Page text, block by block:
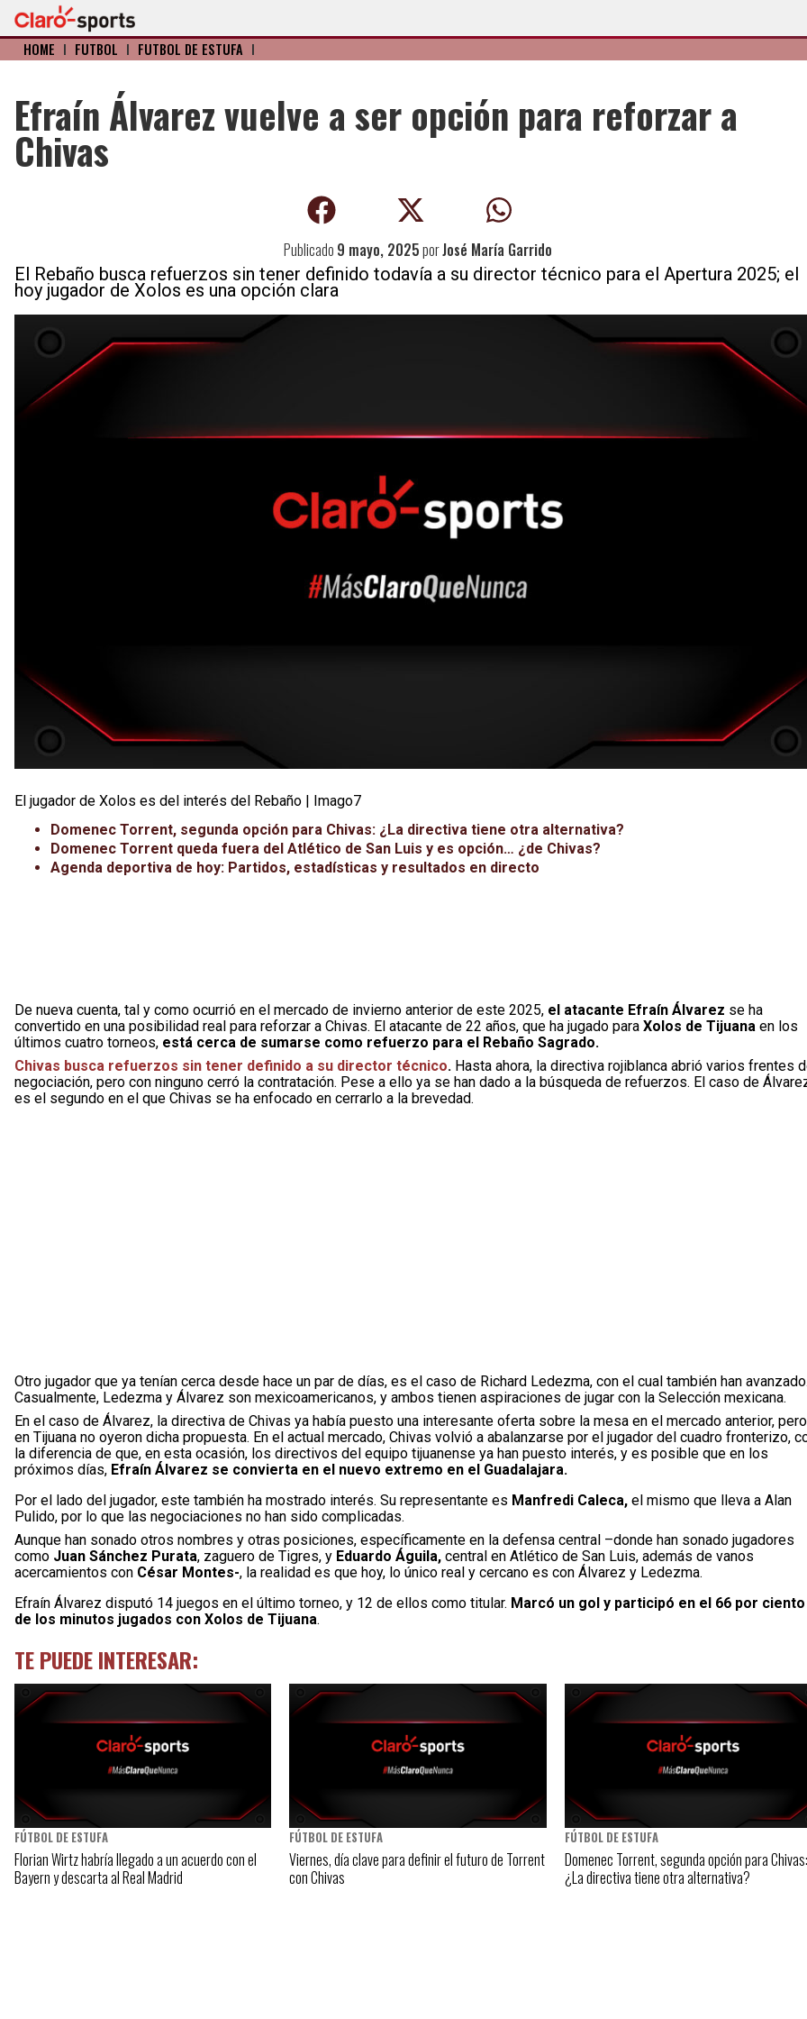
HOME I FÚTBOL I FÚTBOL DE ESTUFA I
Efraín Álvarez vuelve a ser opción para reforzar a
Chivas
Publicado 9 mayo, 2025porJosé María Garrido
El Rebaño busca refuerzos sin tener definido todavía a su director técnico para el Apertura 2025; el
hoy jugador de Xolos es una opción clara
El jugador de Xolos es del interés del Rebaño | Imago7
Domenec Torrent, segunda opción para Chivas: ¿La directiva tiene otra alternativa?
Domenec Torrent queda fuera del Atlético de San Luis y es opción… ¿de Chivas?
Agenda deportiva de hoy: Partidos, estadísticas y resultados en directo
De nueva cuenta, tal y como ocurrió en el mercado de invierno anterior de este 2025, el atacante Efraín Álvarez se ha
convertido en una posibilidad real para reforzar a Chivas. El atacante de 22 años, que ha jugado para Xolos de Tijuana en los
últimos cuatro torneos, está cerca de sumarse como refuerzo para el Rebaño Sagrado.
Chivas busca refuerzos sin tener definido a su director técnico. Hasta ahora, la directiva rojiblanca abrió varios frentes
negociación, pero con ninguno cerró la contratación. Pese a ello ya se han dado a la búsqueda de refuerzos. El caso de
es el segundo en el que Chivas se ha enfocado en cerrarlo a la brevedad.
Otro jugador que ya tenían cerca desde hace un par de días, es el caso de Richard Ledezma, con el cual también han
Casualmente, Ledezma y Álvarez son mexicoamericanos, y ambos tienen aspiraciones de jugar con la Selección mexicana.
En el caso de Álvarez, la directiva de Chivas ya había puesto una interesante oferta sobre la mesa en el mercado anterior, pero
en Tijuana no oyeron dicha propuesta. En el actual mercado, Chivas volvió a abalanzarse por el jugador del cuadro fronterizo,
la diferencia de que, en esta ocasión, los directivos del equipo tijuanense ya han puesto interés, y es posible que en los
próximos días, Efraín Álvarez se convierta en el nuevo extremo en el Guadalajara.
Por el lado del jugador, este también ha mostrado interés. Su representante es Manfredi Caleca, el mismo que lleva a Alan
Pulido, por lo que las negociaciones no han sido complicadas.
Aunque han sonado otros nombres y otras posiciones, específicamente en la defensa central –donde han sonado jugadores
como Juan Sánchez Purata, zaguero de Tigres, y Eduardo Águila, central en Atlético de San Luis, además de vanos
acercamientos con César Montes-, la realidad es que hoy, lo único real y cercano es con Álvarez y Ledezma.
Efraín Álvarez disputó 14 juegos en el último torneo, y 12 de ellos como titular. Marcó un gol y participó en el 66 por ciento
de los minutos jugados con Xolos de Tijuana.
TE PUEDE INTERESAR:
FÚTBOL DE ESTUFA
Florian Wirtz habría llegado a un acuerdo con el
Bayern y descarta al Real Madrid
FÚTBOL DE ESTUFA
Viernes, día clave para definir el futuro de Torrent
con Chivas
FÚTBOL DE ESTUFA
Domenec Torrent, segunda opción para Chivas:
¿La directiva tiene otra alternativa?